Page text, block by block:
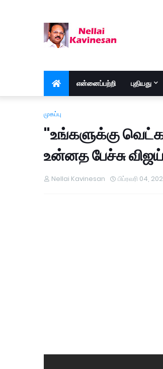
என்னைப்பற்றி புதியது
முகப்பு
"உங்களுக்கு
உன்னத பேச்சு விஜய்
Nellai Kavinesan பிப்ரவரி 04,